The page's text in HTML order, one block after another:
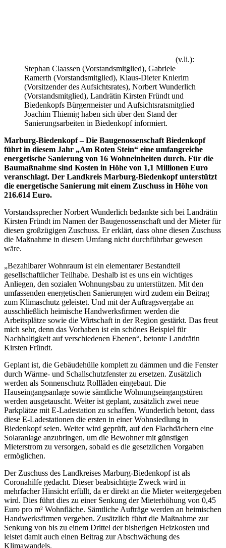
(v.li.):
Stephan Claassen (Vorstandsmitglied), Gabriele
Ramerth (Vorstandsmitglied), Klaus-Dieter Knierim
(Vorsitzender des Aufsichtsrates), Norbert Wunderlich
(Vorstandsmitglied), Landrätin Kirsten Fründt und
Biedenkopfs Bürgermeister und Aufsichtsratsmitglied
Joachim Thiemig haben sich über den Stand der
Sanierungsarbeiten in Biedenkopf informiert.
Marburg-Biedenkopf – Die Baugenossenschaft Biedenkopf
führt in diesem Jahr „Am Roten Stein“ eine umfangreiche
energetische Sanierung von 16 Wohneinheiten durch. Für die
Baumaßnahme sind Kosten in Höhe von 1,1 Millionen Euro
veranschlagt. Der Landkreis Marburg-Biedenkopf unterstützt
die energetische Sanierung mit einem Zuschuss in Höhe von
216.614 Euro.
Vorstandssprecher Norbert Wunderlich bedankte sich bei Landrätin
Kirsten Fründt im Namen der Baugenossenschaft und der Mieter für
diesen großzügigen Zuschuss. Er erklärt, dass ohne diesen Zuschuss
die Maßnahme in diesem Umfang nicht durchführbar gewesen
wäre.
„Bezahlbarer Wohnraum ist ein elementarer Bestandteil
gesellschaftlicher Teilhabe. Deshalb ist es uns ein wichtiges
Anliegen, den sozialen Wohnungsbau zu unterstützen. Mit den
umfassenden energetischen Sanierungen wird zudem ein Beitrag
zum Klimaschutz geleistet. Und mit der Auftragsvergabe an
ausschließlich heimische Handwerksfirmen werden die
Arbeitsplätze sowie die Wirtschaft in der Region gestärkt. Das freut
mich sehr, denn das Vorhaben ist ein schönes Beispiel für
Nachhaltigkeit auf verschiedenen Ebenen“, betonte Landrätin
Kirsten Fründt.
Geplant ist, die Gebäudehülle komplett zu dämmen und die Fenster
durch Wärme- und Schallschutzfenster zu ersetzen. Zusätzlich
werden als Sonnenschutz Rollläden eingebaut. Die
Hauseingangsanlage sowie sämtliche Wohnungseingangstüren
werden ausgetauscht. Weiter ist geplant, zusätzlich zwei neue
Parkplätze mit E-Ladestation zu schaffen. Wunderlich betont, dass
diese E-Ladestationen die ersten in einer Wohnsiedlung in
Biedenkopf seien. Weiter wird geprüft, auf den Flachdächern eine
Solaranlage anzubringen, um die Bewohner mit günstigen
Mieterstrom zu versorgen, sobald es die gesetzlichen Vorgaben
ermöglichen.
Der Zuschuss des Landkreises Marburg-Biedenkopf ist als
Coronahilfe gedacht. Dieser beabsichtigte Zweck wird in
mehrfacher Hinsicht erfüllt, da er direkt an die Mieter weitergegeben
wird. Dies führt dies zu einer Senkung der Mieterhöhung von 0,45
Euro pro m² Wohnfläche. Sämtliche Aufträge werden an heimischen
Handwerksfirmen vergeben. Zusätzlich führt die Maßnahme zur
Senkung von bis zu einem Drittel der bisherigen Heizkosten und
leistet damit auch einen Beitrag zur Abschwächung des
Klimawandels.